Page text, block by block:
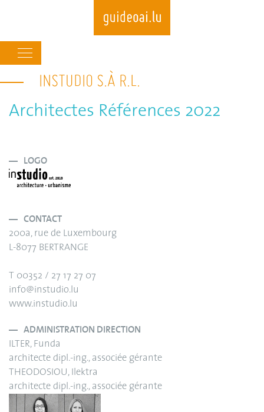
Skip
to
content
navigation
INSTUDIO S.À R.L.
Architectes Références 2022
LOGO
CONTACT
200a, rue de Luxembourg
L-8077 BERTRANGE
T 00352 / 27 17 27 07
info@instudio.lu
www.instudio.lu
ADMINISTRATION DIRECTION
ILTER, Funda
architecte dipl.-ing., associée gérante
THEODOSIOU, Ilektra
architecte dipl.-ing., associée gérante